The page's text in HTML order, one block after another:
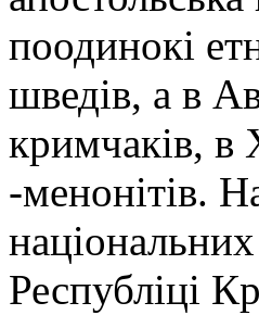
поодинокі
шведів, а в
кримчаків, в
-менонітів.
Республіці